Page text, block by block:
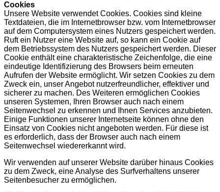
Cookies
Unsere Website verwendet Cookies. Cookies sind kleine
Textdateien, die im Internetbrowser bzw. vom Internetbrowser
auf dem Computersystem eines Nutzers gespeichert werden.
Ruft ein Nutzer eine Website auf, so kann ein Cookie auf
dem Betriebssystem des Nutzers gespeichert werden. Dieser
Cookie enthält eine charakteristische Zeichenfolge, die eine
eindeutige Identifizierung des Browsers beim erneuten
Aufrufen der Website ermöglicht. Wir setzen Cookies zu dem
Zweck ein, unser Angebot nutzerfreundlicher, effektiver und
sicherer zu machen. Des Weiteren ermöglichen Cookies
unseren Systemen, Ihren Browser auch nach einem
Seitenwechsel zu erkennen und Ihnen Services anzubieten.
Einige Funktionen unserer Internetseite können ohne den
Einsatz von Cookies nicht angeboten werden. Für diese ist
es erforderlich, dass der Browser auch nach einem
Seitenwechsel wiedererkannt wird.
Wir verwenden auf unserer Website darüber hinaus Cookies
zu dem Zweck, eine Analyse des Surfverhaltens unserer
Seitenbesucher zu ermöglichen.